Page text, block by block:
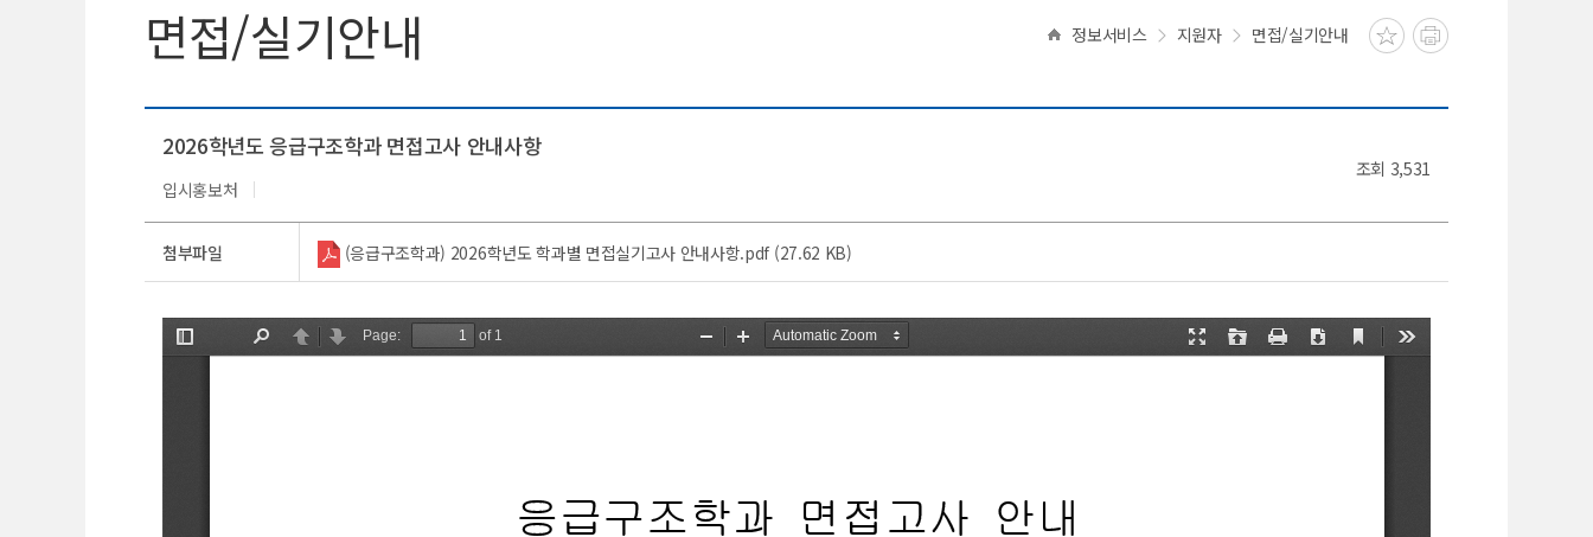
면접/실기안내 정보서비스 지원자 면접/실기안내
2026학년도 응급구조학과 면접고사 안내사항
조회 3,531
입시홍보처
첨부파일 (응급구조학과) 2026학년도 학과별 면접실기고사 안내사항.pdf (27.62 KB)